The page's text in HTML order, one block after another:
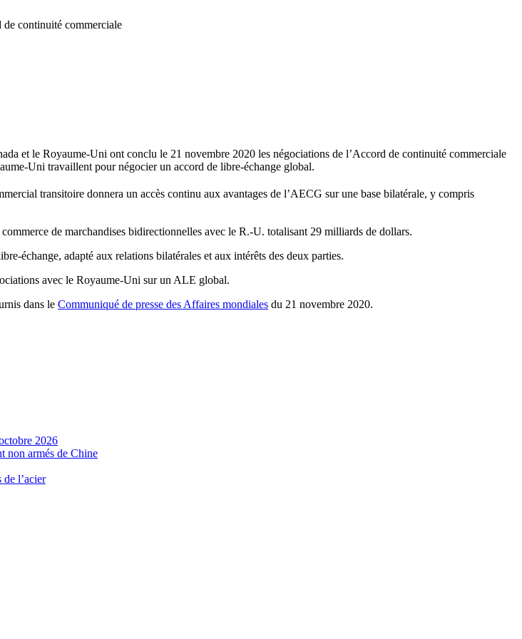
continuité commerciale
et le Royaume-Uni ont conclu le 21 novembre 2020 les négociations de l’Accord de continuité commerciale
Uni travaillent pour négocier un accord de libre-échange global.
transitoire donnera un accès continu aux avantages de l’AECG sur une base bilatérale, y compris
de marchandises bidirectionnelles avec le R.-U. totalisant 29 milliards de dollars.
échange, adapté aux relations bilatérales et aux intérêts des deux parties.
avec le Royaume-Uni sur un ALE global.
dans le Communiqué de presse des Affaires mondiales du 21 novembre 2020.
2026
non armés de Chine
l’acier